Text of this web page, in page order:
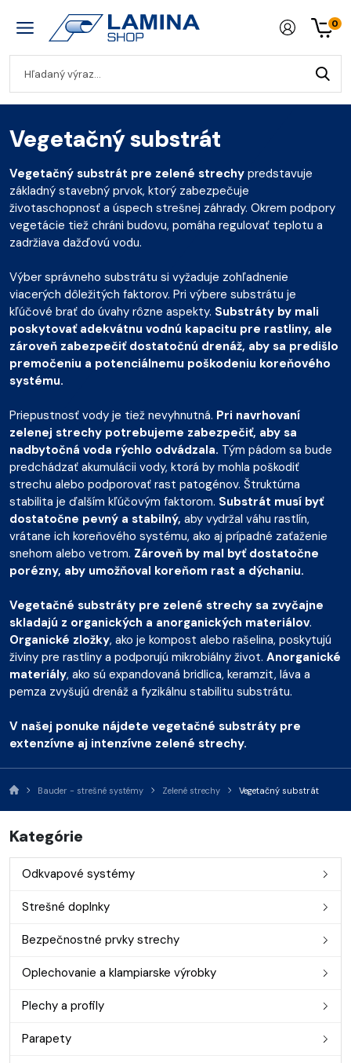
0
Vegetačný substrát
Vegetačný substrát pre zelené strechy predstavuje
základný stavebný prvok, ktorý zabezpečuje
životaschopnosť a úspech strešnej záhrady. Okrem podpory
vegetácie tiež chráni budovu, pomáha regulovať teplotu a
zadržiava dažďovú vodu.
Výber správneho substrátu si vyžaduje zohľadnenie
viacerých dôležitých faktorov. Pri výbere substrátu je
kľúčové brať do úvahy rôzne aspekty. Substráty by mali
poskytovať adekvátnu vodnú kapacitu pre rastliny, ale
zároveň zabezpečiť dostatočnú drenáž, aby sa predišlo
premočeniu a potenciálnemu poškodeniu koreňového
systému.
Priepustnosť vody je tiež nevyhnutná. Pri navrhovaní
zelenej strechy potrebujeme zabezpečiť, aby sa
nadbytočná voda rýchlo odvádzala. Tým pádom sa bude
predchádzať akumulácii vody, ktorá by mohla poškodiť
strechu alebo podporovať rast patogénov. Štruktúrna
stabilita je ďalším kľúčovým faktorom. Substrát musí byť
dostatočne pevný a stabilný, aby vydržal váhu rastlín,
vrátane ich koreňového systému, ako aj prípadné zaťaženie
snehom alebo vetrom. Zároveň by mal byť dostatočne
porézny, aby umožňoval koreňom rast a dýchaniu.
Vegetačné substráty pre zelené strechy sa zvyčajne
skladajú z organických a anorganických materiálov.
Organické zložky, ako je kompost alebo rašelina, poskytujú
živiny pre rastliny a podporujú mikrobiálny život. Anorganické
materiály, ako sú expandovaná bridlica, keramzit, láva a
pemza zvyšujú drenáž a fyzikálnu stabilitu substrátu.
V našej ponuke nájdete vegetačné substráty pre
extenzívne aj intenzívne zelené strechy.
Bauder - strešné systémy Zelené strechy Vegetačný substrát
Kategórie
Odkvapové systémy
Strešné doplnky
Bezpečnostné prvky strechy
Oplechovanie a klampiarske výrobky
Plechy a profily
Parapety